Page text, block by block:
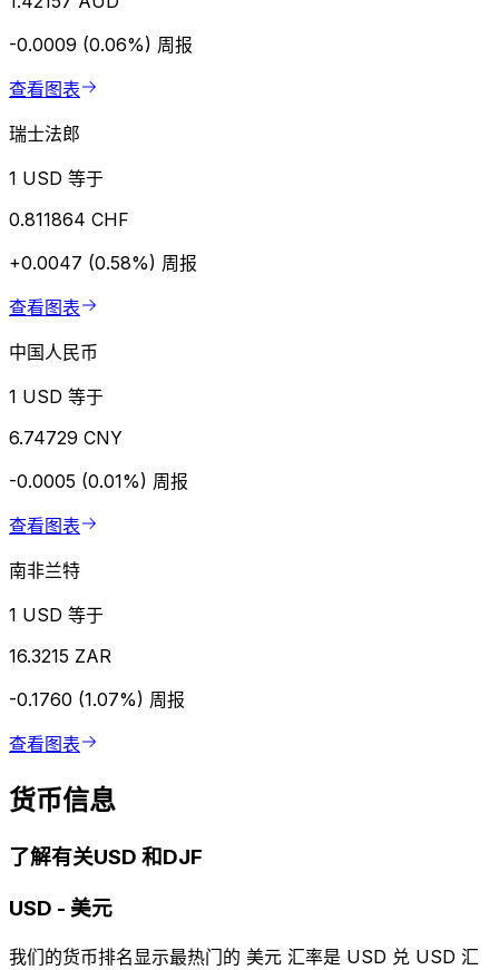
-0.0009 (0.06%) 周报
查看图表
瑞士法郎
1 USD 等于
0.811864 CHF
+0.0047 (0.58%) 周报
查看图表
中国人民币
1 USD 等于
6.74729 CNY
-0.0005 (0.01%) 周报
查看图表
南非兰特
1 USD 等于
16.3215 ZAR
-0.1760 (1.07%) 周报
查看图表
货币信息
了解有关USD 和DJF
USD - 美元
我们的货币排名显示最热门的 美元 汇率是 USD 兑 USD 汇